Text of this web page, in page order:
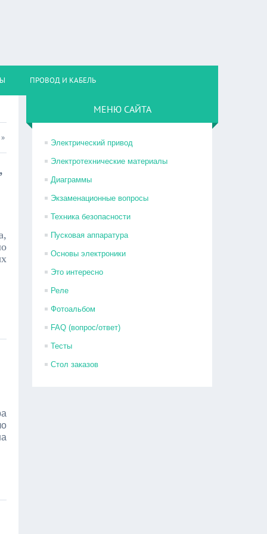
ПРОВОД И КАБЕЛЬ
»
МЕНЮ САЙТА
Электрический привод
Электротехнические материалы
Диаграммы
Экзаменационные вопросы
Техника безопасности
Пусковая аппаратура
Основы электроники
Это интересно
Реле
Фотоальбом
FAQ (вопрос/ответ)
Тесты
Стол заказов